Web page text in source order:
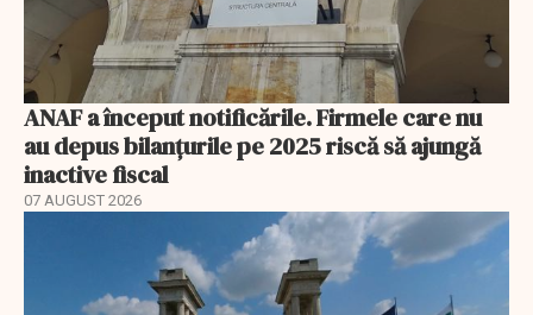
ANAF a început notificările. Firmele care nu
au depus bilanțurile pe 2025 riscă să ajungă
inactive fiscal
07 AUGUST 2026